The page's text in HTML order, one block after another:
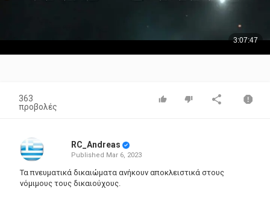
363
προβολές
RC_Andreas
Published Mar 6, 2023
Τα πνευματικά δικαιώματα ανήκουν αποκλειστικά στους
νόμιμους τους δικαιούχους.